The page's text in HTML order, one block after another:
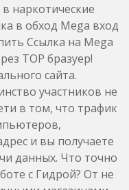
наркотические
в обход Mega вход
Ссылка на Mega
ТОР бразуер!
сайта.
участников не
в том, что трафик
и вы получаете
данных. Что точно
с Гидрой? От не